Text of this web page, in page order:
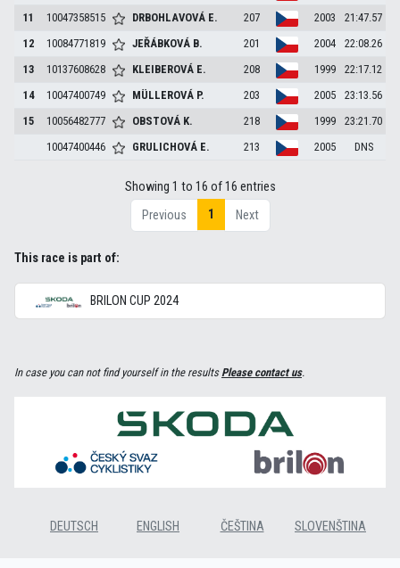
11
10047358515 DRBOHLAVOVÁ E. 207 2003
21:47.57
12
10084771819 JEŘÁBKOVÁ B. 201 2004
22:08.26
13
10137608628 KLEIBEROVÁ E. 208 1999
22:17.12
14
10047400749 MÜLLEROVÁ P. 203 2005
23:13.56
15
10056482777 OBSTOVÁ K. 218 1999
23:21.70
10047400446
GRULICHOVÁ E. 213 2005 DNS
Showing 1 to 16 of 16 entries
Previous
1 Next
This race is part of:
BRILON CUP 2024
In case you can not find yourself in the resultsPlease contact us.
DEUTSCH ENGLISH ČEŠTINA SLOVENŠTINA